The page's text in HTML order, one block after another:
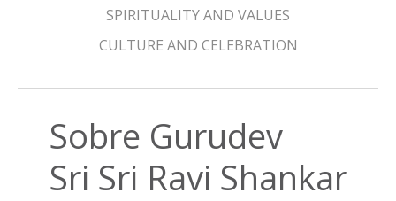
SPIRITUALITY AND VALUES
CULTURE AND CELEBRATION
Sobre Gurudev
Sri Sri Ravi Shankar